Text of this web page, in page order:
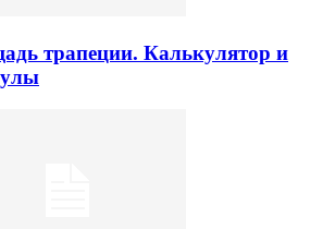
трапеции. Калькулятор и